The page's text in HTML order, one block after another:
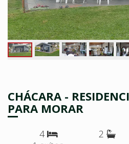
CHÁCARA -
PARA MORAR
4 2